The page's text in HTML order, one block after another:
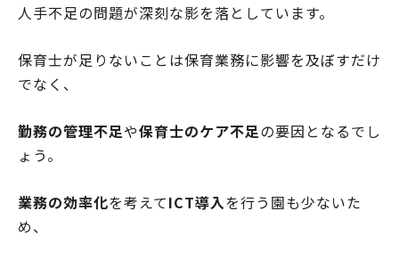
人手不足の問題が深刻な影を落としています。
保育士が足りないことは保育業務に影響を及ぼすだけ
でなく、
勤務の管理不足や保育士のケア不足の要因となるでし
ょう。
業務の効率化を考えてICT導入を行う園も少ないた
め、